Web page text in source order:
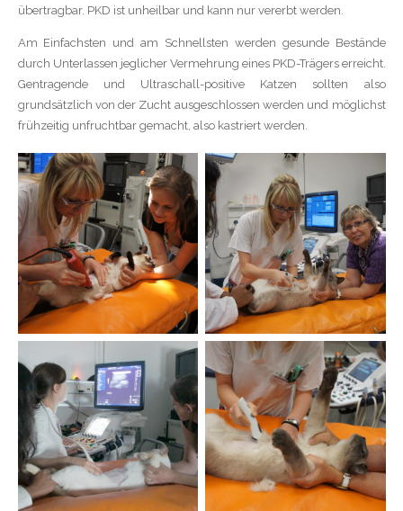
übertragbar. PKD ist unheilbar und kann nur vererbt werden.
Am Einfachsten und am Schnellsten werden gesunde Bestände
durch Unterlassen jeglicher Vermehrung eines PKD-Trägers erreicht.
Gentragende und Ultraschall-positive Katzen sollten also
grundsätzlich von der Zucht ausgeschlossen werden und möglichst
frühzeitig unfruchtbar gemacht, also kastriert werden.